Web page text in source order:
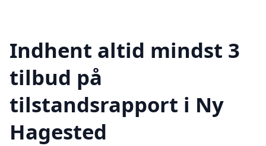
Indhent altid mindst 3
tilbud på
tilstandsrapport i Ny
Hagested